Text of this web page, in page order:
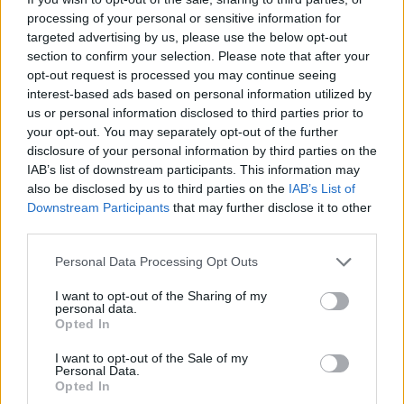
processing of your personal or sensitive information for
targeted advertising by us, please use the below opt-out
section to confirm your selection. Please note that after your
opt-out request is processed you may continue seeing
interest-based ads based on personal information utilized by
us or personal information disclosed to third parties prior to
your opt-out. You may separately opt-out of the further
disclosure of your personal information by third parties on the
IAB’s list of downstream participants. This information may
also be disclosed by us to third parties on the IAB’s List of
Downstream Participants that may further disclose it to other
Personal Data Processing Opt Outs
I want to opt-out of the Sharing of my
personal data.
Opted In
I want to opt-out of the Sale of my
Personal Data.
Opted In
PORTFOLIO BLOGGER
BANKMONITOR
Otthon Start: visszaszáll a kamatversenybe az
UniCredit Bank
Augusztus 10-tól 2,89 százalékos kamat mellett kínálja az
Otthon Start hitelt az UniCredit Bank, ez jelentős
megtakarítást jelenthet a standard évi 3 százalékos
kamathoz képest. De arról sem s
A városok egyik legjobb klímafegyvere a fa, de a
friss kutatás egybehangzó eredménye szerint a fakorona
akár a városi hőszigethatás felét is semlegesítheti
KONYHAKONTROLLING
A közgazdaságtannak vannak olyan területei, amik elsőre
felháborítóan hangzanak, de jobban megnézve